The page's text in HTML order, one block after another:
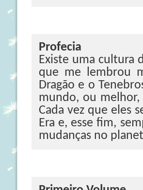
Profecia
Existe uma cultura
que me lembrou
Dragão e o
mundo, ou melhor,
Cada vez que eles
Era e, esse fim,
mudanças no